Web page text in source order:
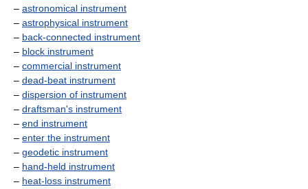
– astronomical instrument
– astrophysical instrument
– back-connected instrument
– block instrument
– commercial instrument
– dead-beat instrument
– dispersion of instrument
– draftsman's instrument
– end instrument
– enter the instrument
– geodetic instrument
– hand-held instrument
– heat-loss instrument